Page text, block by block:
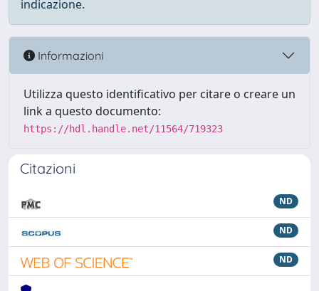
indicazione.
Informazioni
Utilizza questo identificativo per citare o creare un
link a questo documento:
https://hdl.handle.net/11564/719323
Citazioni
ND
ND
ND